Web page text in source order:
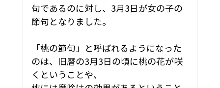
句であるのに対し、3月3日が女の子の
節句となりました。
「桃の節句」と呼ばれるようになった
のは、旧暦の3月3日の頃に桃の花が咲
くということや、